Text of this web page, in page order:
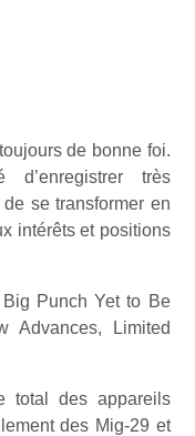
de bonne foi.
très
se transformer en
intérêts et positions
Big Punch Yet to Be
Advances, Limited
total des appareils
des Mig-29 et